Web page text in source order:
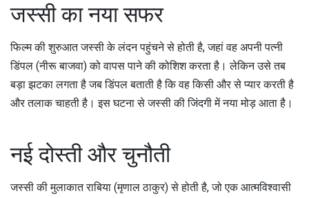
जस्सी का नया सफर
फिल्म की शुरुआत जस्सी के लंदन पहुंचने से होती है, जहां वह अपनी पत्नी
डिंपल (नीरू बाजवा) को वापस पाने की कोशिश करता है। लेकिन उसे तब
बड़ा झटका लगता है जब डिंपल बताती है कि वह किसी और से प्यार करती है
और तलाक चाहती है। इस घटना से जस्सी की जिंदगी में नया मोड़ आता है।
नई दोस्ती और चुनौती
जस्सी की मुलाकात राबिया (मृणाल ठाकुर) से होती है, जो एक आत्मविश्वासी